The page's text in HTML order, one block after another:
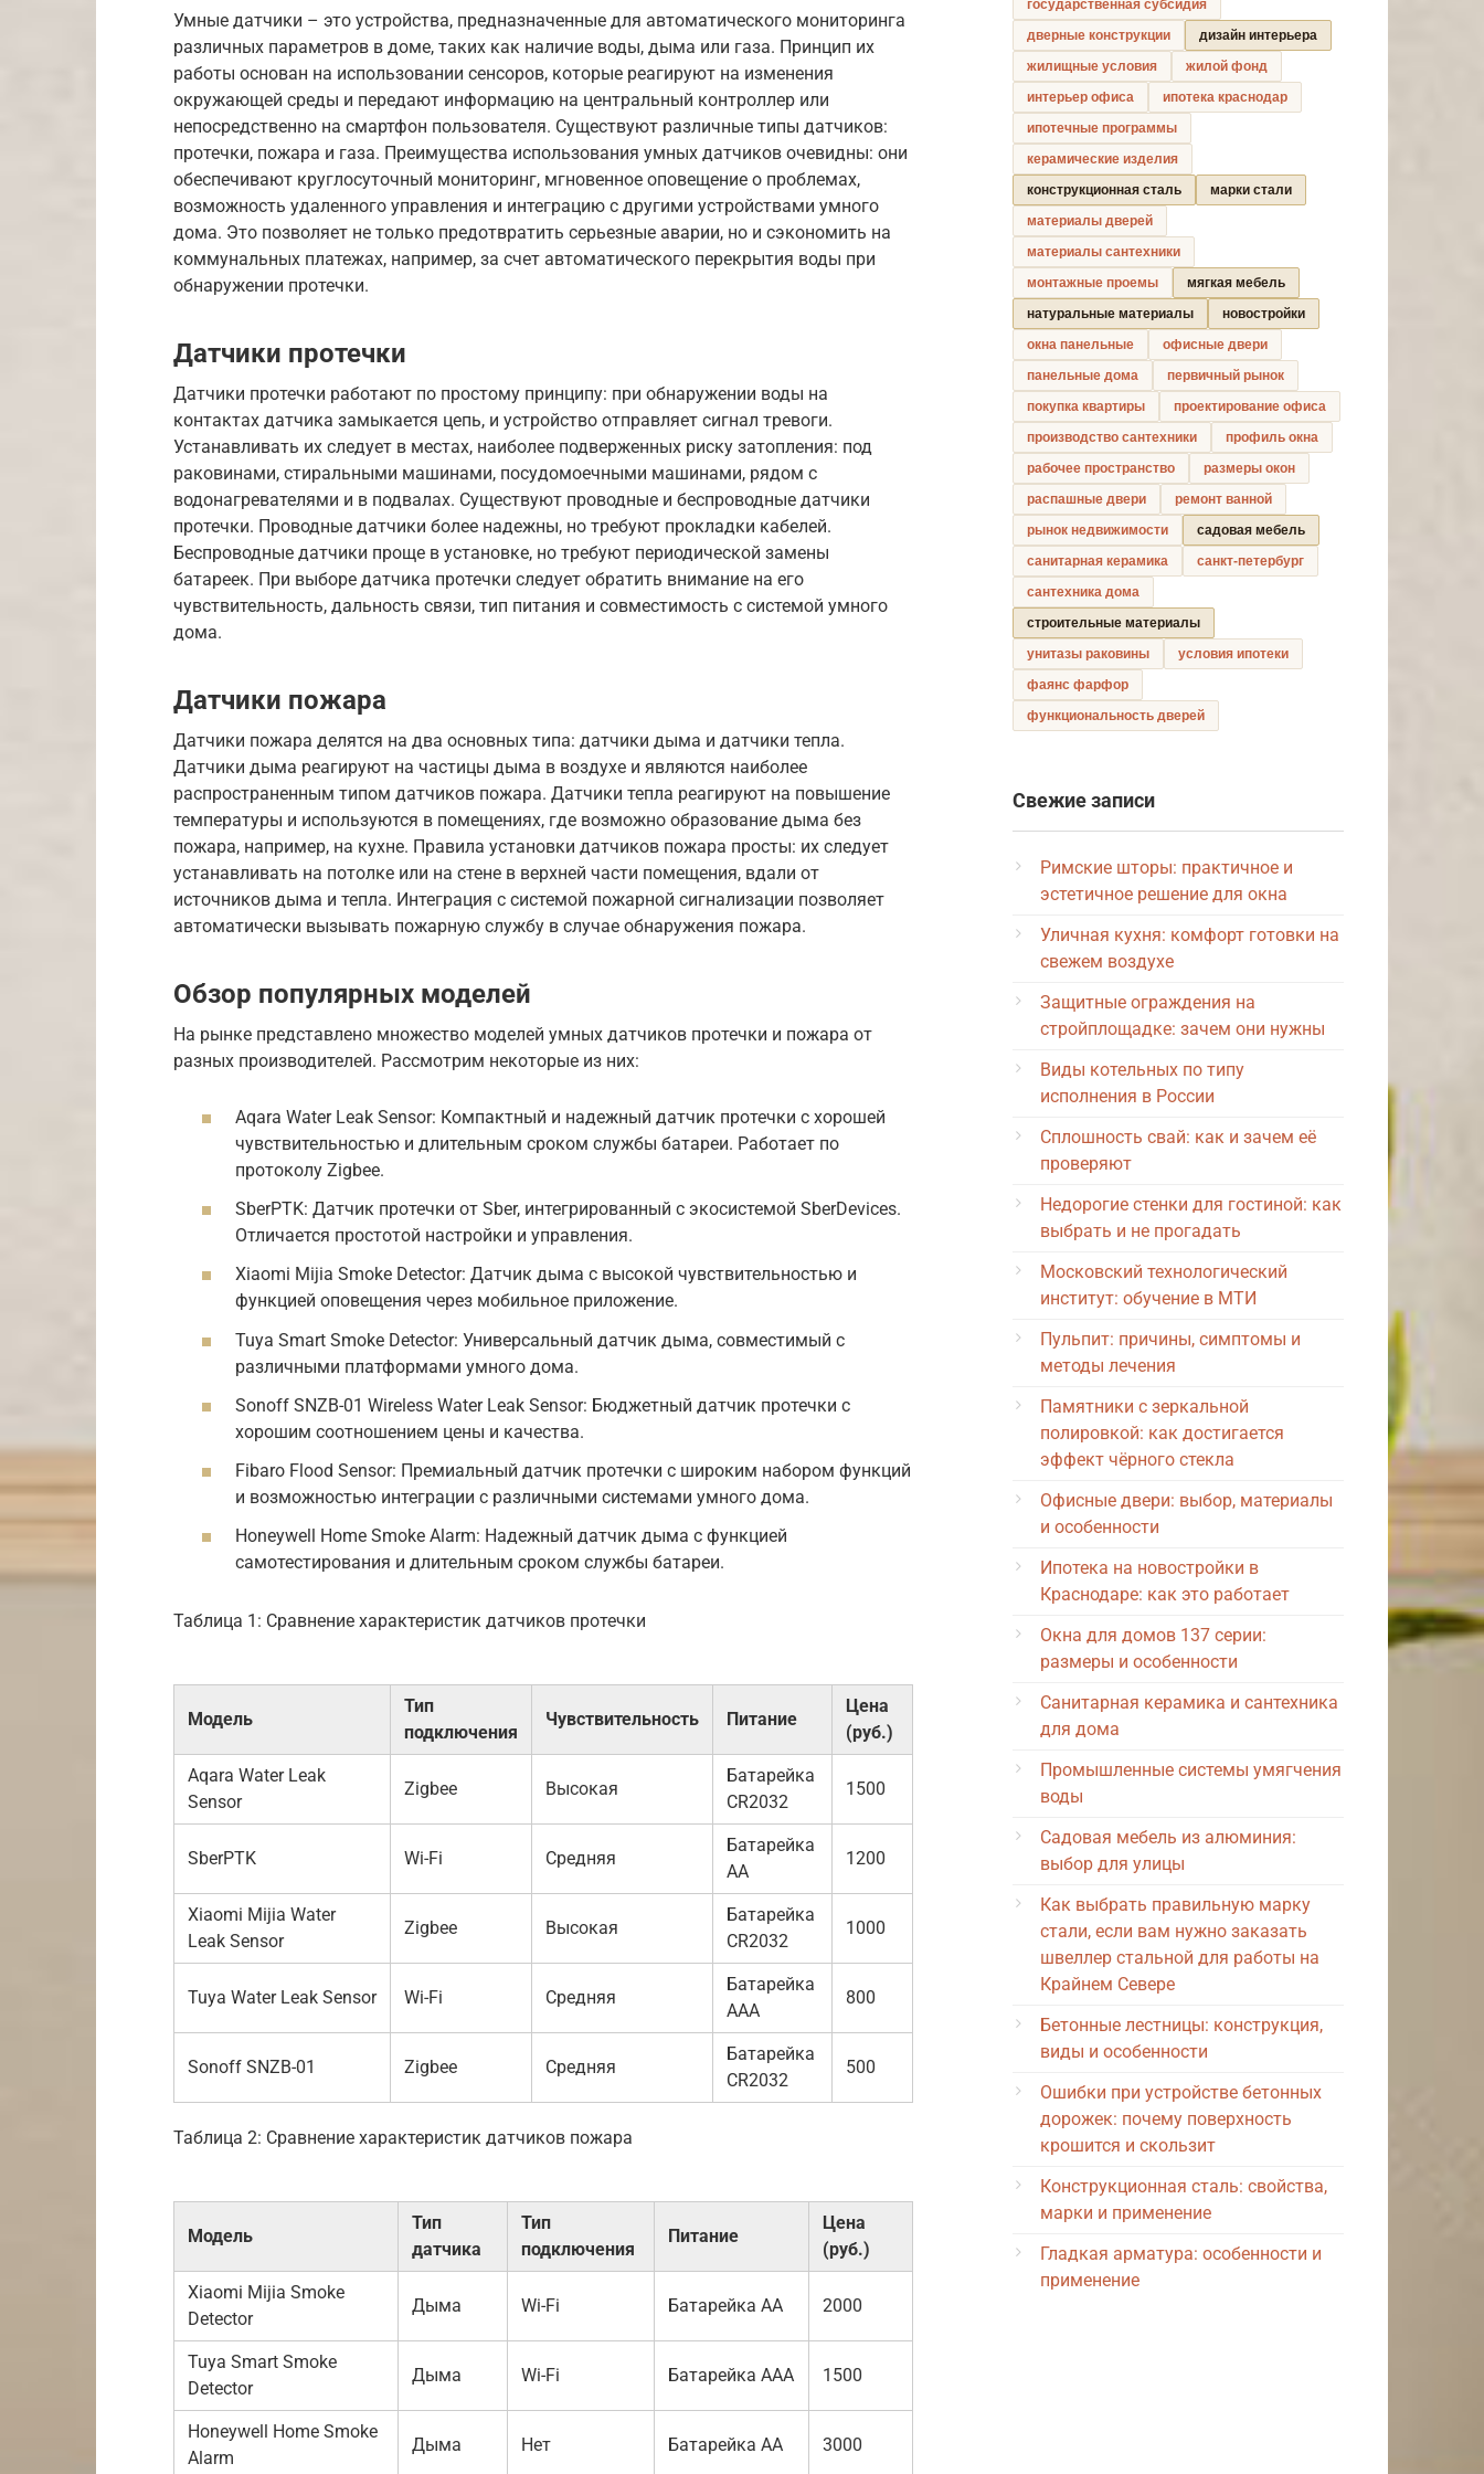
Умные датчики – это устройства, предназначенные для автоматического мониторинга
различных параметров в доме, таких как наличие воды, дыма или газа. Принцип их
работы основан на использовании сенсоров, которые реагируют на изменения
окружающей среды и передают информацию на центральный контроллер или
непосредственно на смартфон пользователя. Существуют различные типы датчиков:
протечки, пожара и газа. Преимущества использования умных датчиков очевидны: они
обеспечивают круглосуточный мониторинг, мгновенное оповещение о проблемах,
возможность удаленного управления и интеграцию с другими устройствами умного
дома. Это позволяет не только предотвратить серьезные аварии, но и сэкономить на
коммунальных платежах, например, за счет автоматического перекрытия воды при
обнаружении протечки.
Датчики протечки
Датчики протечки работают по простому принципу: при обнаружении воды на
контактах датчика замыкается цепь, и устройство отправляет сигнал тревоги.
Устанавливать их следует в местах, наиболее подверженных риску затопления: под
раковинами, стиральными машинами, посудомоечными машинами, рядом с
водонагревателями и в подвалах. Существуют проводные и беспроводные датчики
протечки. Проводные датчики более надежны, но требуют прокладки кабелей.
Беспроводные датчики проще в установке, но требуют периодической замены
батареек. При выборе датчика протечки следует обратить внимание на его
чувствительность, дальность связи, тип питания и совместимость с системой умного
дома.
Датчики пожара
Датчики пожара делятся на два основных типа: датчики дыма и датчики тепла.
Датчики дыма реагируют на частицы дыма в воздухе и являются наиболее
распространенным типом датчиков пожара. Датчики тепла реагируют на повышение
температуры и используются в помещениях, где возможно образование дыма без
пожара, например, на кухне. Правила установки датчиков пожара просты: их следует
устанавливать на потолке или на стене в верхней части помещения, вдали от
источников дыма и тепла. Интеграция с системой пожарной сигнализации позволяет
автоматически вызывать пожарную службу в случае обнаружения пожара.
Обзор популярных моделей
На рынке представлено множество моделей умных датчиков протечки и пожара от
разных производителей. Рассмотрим некоторые из них:
Aqara Water Leak Sensor: Компактный и надежный датчик протечки с хорошей
чувствительностью и длительным сроком службы батареи. Работает по
протоколу Zigbee.
SberPTK: Датчик протечки от Sber, интегрированный с экосистемой SberDevices.
Отличается простотой настройки и управления.
Xiaomi Mijia Smoke Detector: Датчик дыма с высокой чувствительностью и
функцией оповещения через мобильное приложение.
Tuya Smart Smoke Detector: Универсальный датчик дыма, совместимый с
различными платформами умного дома.
Sonoff SNZB-01 Wireless Water Leak Sensor: Бюджетный датчик протечки с
хорошим соотношением цены и качества.
Fibaro Flood Sensor: Премиальный датчик протечки с широким набором функций
и возможностью интеграции с различными системами умного дома.
Honeywell Home Smoke Alarm: Надежный датчик дыма с функцией
самотестирования и длительным сроком службы батареи.
Таблица 1: Сравнение характеристик датчиков протечки
Модель
Тип
подключения
Чувствительность Питание
Цена
(руб.)
Aqara Water Leak
Sensor
Zigbee Высокая
Батарейка
CR2032
1500
SberPTK Wi-Fi Средняя
Батарейка
AA
1200
Xiaomi Mijia Water
Leak Sensor
Zigbee Высокая
Батарейка
CR2032
1000
Tuya Water Leak Sensor Wi-Fi Средняя
Батарейка
AAA
800
Sonoff SNZB-01 Zigbee Средняя
Батарейка
CR2032
500
Таблица 2: Сравнение характеристик датчиков пожара
Модель
Тип
датчика
Тип
подключения
Питание
Цена
(руб.)
Xiaomi Mijia Smoke
Detector
Дыма Wi-Fi Батарейка AA 2000
Tuya Smart Smoke
Detector
Дыма Wi-Fi Батарейка AAA 1500
Honeywell Home Smoke
Alarm
Дыма Нет Батарейка AA 3000
государственная субсидия
дверные конструкции
дизайн интерьера
жилищные условия
жилой фонд
интерьер офиса
ипотека краснодар
ипотечные программы
керамические изделия
конструкционная сталь
марки стали
материалы дверей
материалы сантехники
монтажные проемы
мягкая мебель
натуральные материалы
новостройки
окна панельные
офисные двери
панельные дома
первичный рынок
покупка квартиры
проектирование офиса
производство сантехники
профиль окна
рабочее пространство
размеры окон
распашные двери
ремонт ванной
рынок недвижимости
садовая мебель
санитарная керамика
санкт-петербург
сантехника дома
строительные материалы
унитазы раковины
условия ипотеки
фаянс фарфор
функциональность дверей
Свежие записи
Римские шторы: практичное и
эстетичное решение для окна
Уличная кухня: комфорт готовки на
свежем воздухе
Защитные ограждения на
стройплощадке: зачем они нужны
Виды котельных по типу
исполнения в России
Сплошность свай: как и зачем её
проверяют
Недорогие стенки для гостиной: как
выбрать и не прогадать
Московский технологический
институт: обучение в МТИ
Пульпит: причины, симптомы и
методы лечения
Памятники с зеркальной
полировкой: как достигается
эффект чёрного стекла
Офисные двери: выбор, материалы
и особенности
Ипотека на новостройки в
Краснодаре: как это работает
Окна для домов 137 серии:
размеры и особенности
Санитарная керамика и сантехника
для дома
Промышленные системы умягчения
воды
Садовая мебель из алюминия:
выбор для улицы
Как выбрать правильную марку
стали, если вам нужно заказать
швеллер стальной для работы на
Крайнем Севере
Бетонные лестницы: конструкция,
виды и особенности
Ошибки при устройстве бетонных
дорожек: почему поверхность
крошится и скользит
Конструкционная сталь: свойства,
марки и применение
Гладкая арматура: особенности и
применение